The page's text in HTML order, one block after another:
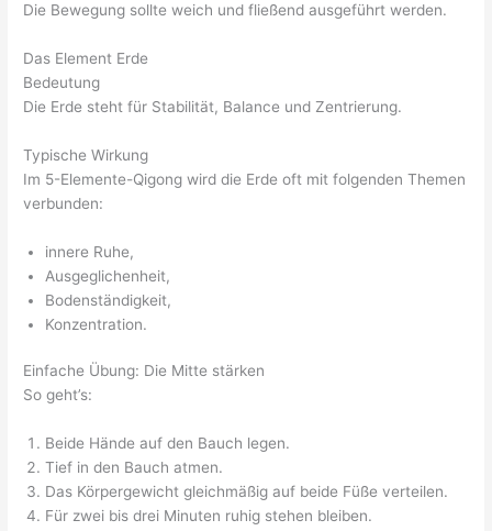
Die Bewegung sollte weich und fließend ausgeführt werden.
Das Element Erde
Bedeutung
Die Erde steht für Stabilität, Balance und Zentrierung.
Typische Wirkung
Im 5-Elemente-Qigong wird die Erde oft mit folgenden Themen
verbunden:
innere Ruhe,
Ausgeglichenheit,
Bodenständigkeit,
Konzentration.
Einfache Übung: Die Mitte stärken
So geht’s:
Beide Hände auf den Bauch legen.
Tief in den Bauch atmen.
Das Körpergewicht gleichmäßig auf beide Füße verteilen.
Für zwei bis drei Minuten ruhig stehen bleiben.